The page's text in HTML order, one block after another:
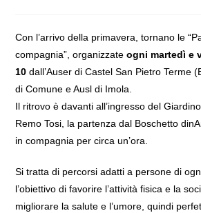
Con l’arrivo della primavera, tornano le
compagnia”, organizzateogni martedì e
10dall’Auser di Castel San Pietro Terme
di Comune e Ausl di Imola.
Il ritrovo è davanti all’ingresso del
Remo Tosi, la partenza dal Boschetto
in compagnia per circa un’ora.
Si tratta di percorsi adatti a persone di
l’obiettivo di favorire l’attività fisica e la
migliorare la salute e l’umore, quindi